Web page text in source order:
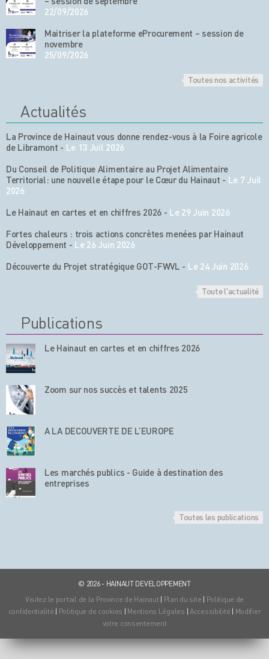
22/09/2026
Maitriser la plateforme eProcurement – session de
novembre
25/09/2026
Toutes nos activités
Actualités
La Province de Hainaut vous donne rendez-vous à la Foire agricole
de Libramont - Le 13 Juil 2026
Du Conseil de Politique Alimentaire au Projet Alimentaire
Territorial: une nouvelle étape pour le Cœur du Hainaut - Le 7 Juil
2026
Le Hainaut en cartes et en chiffres 2026 - Le 29 Juin 2026
Fortes chaleurs : trois actions concrètes menées par Hainaut
Développement - Le 26 Juin 2026
Découverte du Projet stratégique GOT-FWVL - Le 24 Juin 2026
Toute l'actualité
Publications
Le Hainaut en cartes et en chiffres 2026
Zoom sur nos succès et talents 2025
A LA DECOUVERTE DE L’EUROPE
Les marchés publics - Guide à destination des
entreprises
Toutes les publications
© 2026 - HAINAUT DEVELOPPEMENT
Visitez le portail de la Province de Hainaut | Plan du site | Politique de
confidentialité | Politique de cookies | Mentions Légales | Accessibilité | Modifier
votre consentement